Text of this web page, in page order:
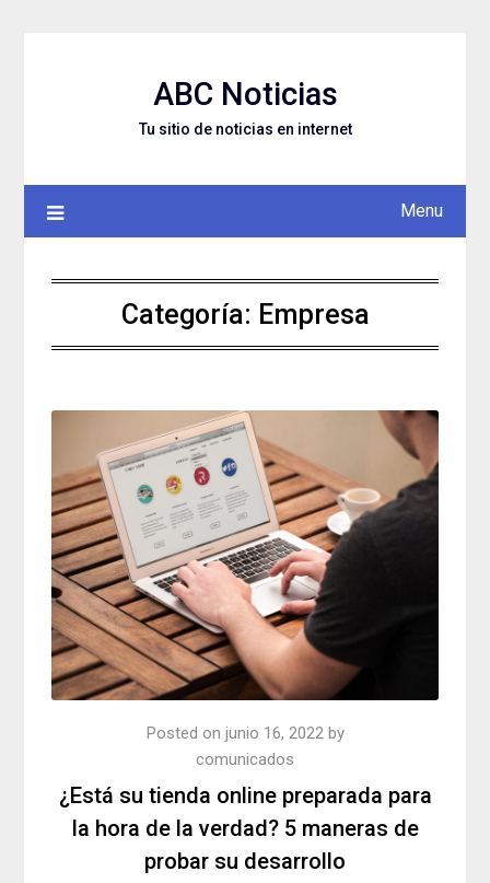
ABC Noticias
Tu sitio de noticias en internet
Menu
Categoría: Empresa
¿Está su tienda online preparada para
la hora de la verdad? 5 maneras de
probar su desarrollo
Posted on junio 16, 2022by
comunicados